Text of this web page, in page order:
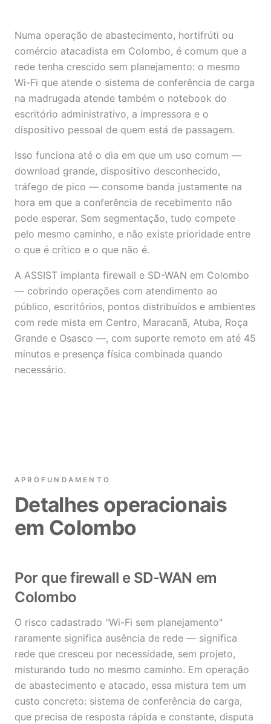
Numa operação de abastecimento, hortifrúti ou
comércio atacadista em Colombo, é comum que a
rede tenha crescido sem planejamento: o mesmo
Wi-Fi que atende o sistema de conferência de carga
na madrugada atende também o notebook do
escritório administrativo, a impressora e o
dispositivo pessoal de quem está de passagem.
Isso funciona até o dia em que um uso comum —
download grande, dispositivo desconhecido,
tráfego de pico — consome banda justamente na
hora em que a conferência de recebimento não
pode esperar. Sem segmentação, tudo compete
pelo mesmo caminho, e não existe prioridade entre
o que é crítico e o que não é.
A ASSIST implanta firewall e SD-WAN em Colombo
— cobrindo operações com atendimento ao
público, escritórios, pontos distribuídos e ambientes
com rede mista em Centro, Maracanã, Atuba, Roça
Grande e Osasco —, com suporte remoto em até 45
minutos e presença física combinada quando
necessário.
APROFUNDAMENTO
Detalhes operacionais
em Colombo
Por que firewall e SD-WAN em
Colombo
O risco cadastrado "Wi-Fi sem planejamento"
raramente significa ausência de rede — significa
rede que cresceu por necessidade, sem projeto,
misturando tudo no mesmo caminho. Em operação
de abastecimento e atacado, essa mistura tem um
custo concreto: sistema de conferência de carga,
que precisa de resposta rápida e constante, disputa